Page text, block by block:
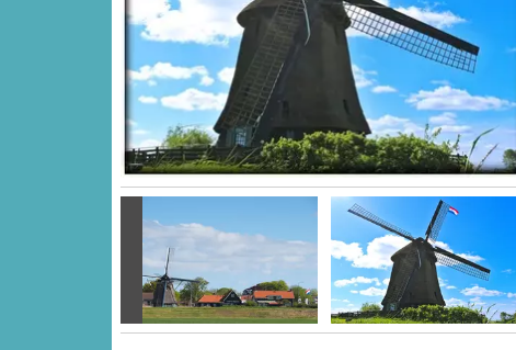
Vorige